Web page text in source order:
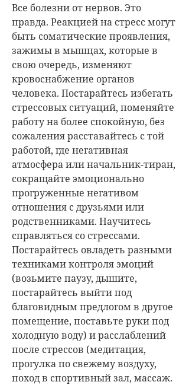
Все болезни от нервов. Это
правда. Реакцией на стресс могут
быть соматические проявления,
зажимы в мышцах, которые в
свою очередь, изменяют
кровоснабжение органов
человека. Постарайтесь избегать
стрессовых ситуаций, поменяйте
работу на более спокойную, без
сожаления расставайтесь с той
работой, где негативная
атмосфера или начальник-тиран,
сокращайте эмоционально
прогруженные негативом
отношения с друзьями или
родственниками. Научитесь
справляться со стрессами.
Постарайтесь овладеть разными
техниками контроля эмоций
(возьмите паузу, дышите,
постарайтесь выйти под
благовидным предлогом в другое
помещение, поставьте руки под
холодную воду) и расслаблений
после стрессов (медитация,
прогулка по свежему воздуху,
поход в спортивный зал, массаж.